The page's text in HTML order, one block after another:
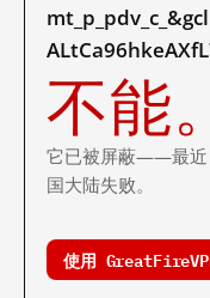
不能。
它已被屏蔽——最近
国大陆失败。
使用